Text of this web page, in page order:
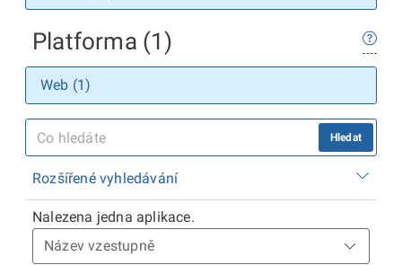
Platforma (1)
Web (1)
Hledat
Rozšířené vyhledávání
Nalezena jedna aplikace.